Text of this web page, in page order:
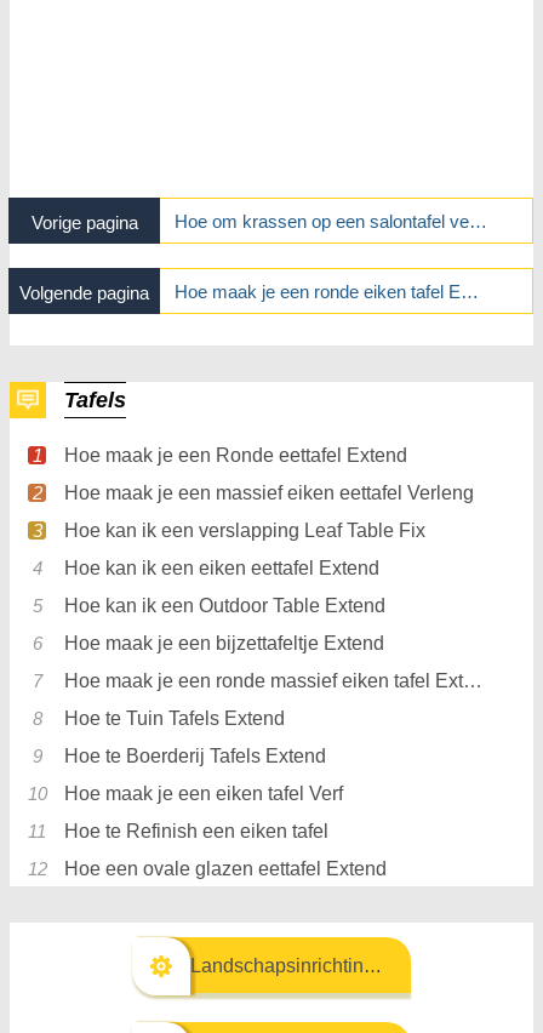
Vorige pagina Hoe om krassen op een salontafel verbergen
Volgende pagina Hoe maak je een ronde eiken tafel Extend
Tafels
Hoe maak je een Ronde eettafel Extend
Hoe maak je een massief eiken eettafel Verleng
Hoe kan ik een verslapping Leaf Table Fix
Hoe kan ik een eiken eettafel Extend
Hoe kan ik een Outdoor Table Extend
Hoe maak je een bijzettafeltje Extend
Hoe maak je een ronde massief eiken tafel Extend
Hoe te Tuin Tafels Extend
Hoe te Boerderij Tafels Extend
Hoe maak je een eiken tafel Verf
Hoe te Refinish een eiken tafel
Hoe een ovale glazen eettafel Extend
Landschapsinrichting & Buitenbouw